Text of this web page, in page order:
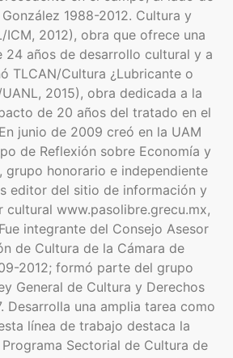
1988-2012. Cultura y
ICM, 2012), obra que ofrece una
24 años de desarrollo cultural y a
TLCAN/Cultura ¿Lubricante o
2015), obra dedicada a la
de 20 años del tratado en el
junio de 2009 creó en la UAM
de Reflexión sobre Economía y
grupo honorario e independiente
editor del sitio de información y
cultural www.pasolibre.grecu.mx,
integrante del Consejo Asesor
de Cultura de la Cámara de
2012; formó parte del grupo
General de Cultura y Derechos
Desarrolla una amplia tarea como
línea de trabajo destaca la
Sectorial de Cultura de